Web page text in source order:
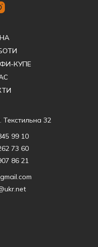
КУПЕ
Текстильна 32
99 10
73 60
86 21